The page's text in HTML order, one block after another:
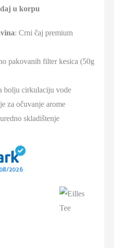
u korpu
: Crni čaj premium
pakovanih filter kesica (50g
bolju cirkulaciju vode
za očuvanje arome
skladištenje